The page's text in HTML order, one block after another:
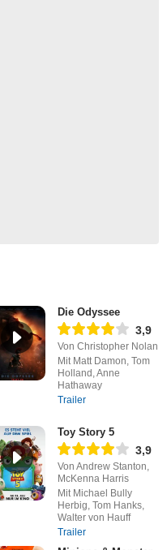
Die Odyssee
3,9
Von Christopher Nolan
Mit Matt Damon, Tom
Holland, Anne
Hathaway
Trailer
Toy Story 5
3,9
Von Andrew Stanton,
McKenna Harris
Mit Michael Bully
Herbig, Tom Hanks,
Walter von Hauff
Trailer